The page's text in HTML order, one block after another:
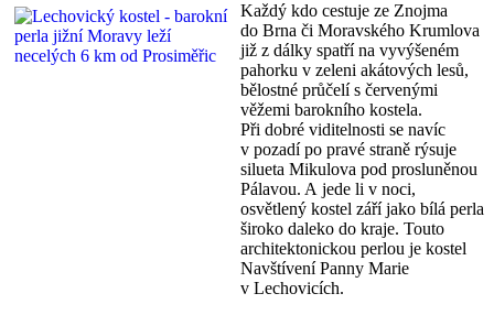
Každý kdo cestuje ze Znojma
do Brna či Moravského Krumlova
již z dálky spatří na vyvýšeném
pahorku v zeleni akátových lesů,
bělostné průčelí s červenými
věžemi barokního kostela.
Při dobré viditelnosti se navíc
v pozadí po pravé straně rýsuje
silueta Mikulova pod prosluněnou
Pálavou. A jede li v noci,
osvětlený kostel září jako bílá perla
široko daleko do kraje. Touto
architektonickou perlou je kostel
Navštívení Panny Marie
v Lechovicích.